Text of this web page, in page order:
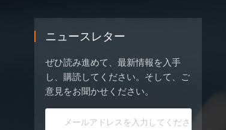
ニュースレター
ぜひ読み進めて、最新情報を入手
し、購読してください。そして、ご
意見をお聞かせください。